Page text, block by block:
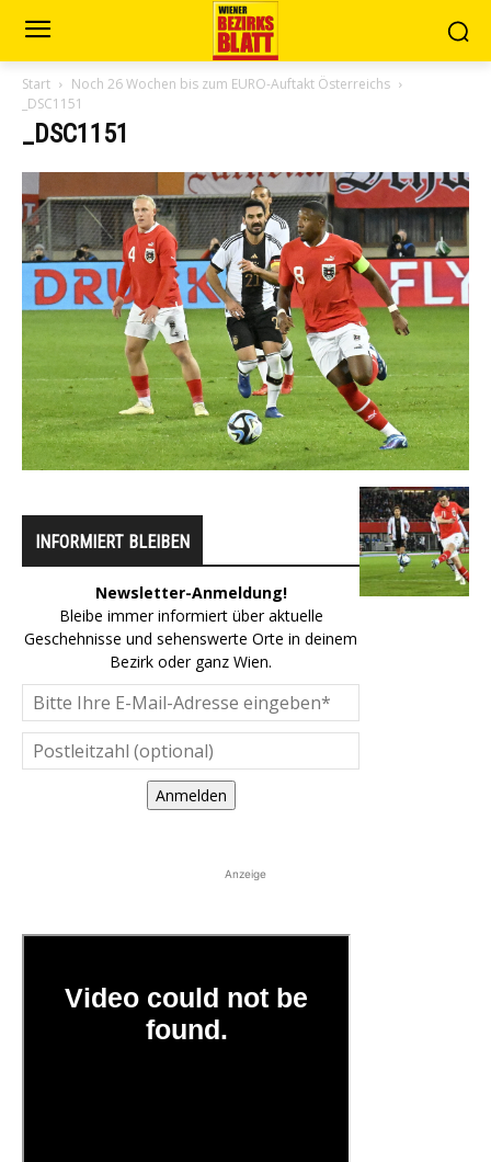
Start
Noch 26 Wochen bis zum EURO-Auftakt Österreichs
_DSC1151
_DSC1151
INFORMIERT BLEIBEN
Newsletter-Anmeldung!
Bleibe immer informiert über aktuelle
Geschehnisse und sehenswerte Orte in deinem
Bezirk oder ganz Wien.
Anmelden
Anzeige